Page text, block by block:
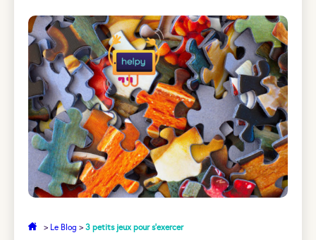
> Le Blog > 3 petits jeux pour s’exercer